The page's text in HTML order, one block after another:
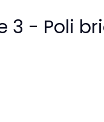
3 - Poli